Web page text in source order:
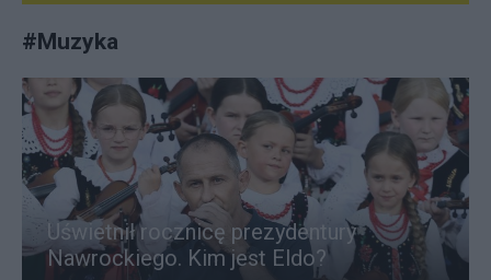
#Muzyka
Uświetnił rocznicę prezydentury
Nawrockiego. Kim jest Eldo?